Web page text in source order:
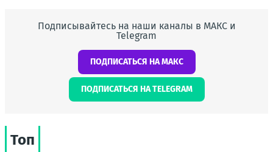
Подписывайтесь на наши каналы в МАКС и
Telegram
ПОДПИСАТЬСЯ НА МАКС
ПОДПИСАТЬСЯ НА TELEGRAM
Топ